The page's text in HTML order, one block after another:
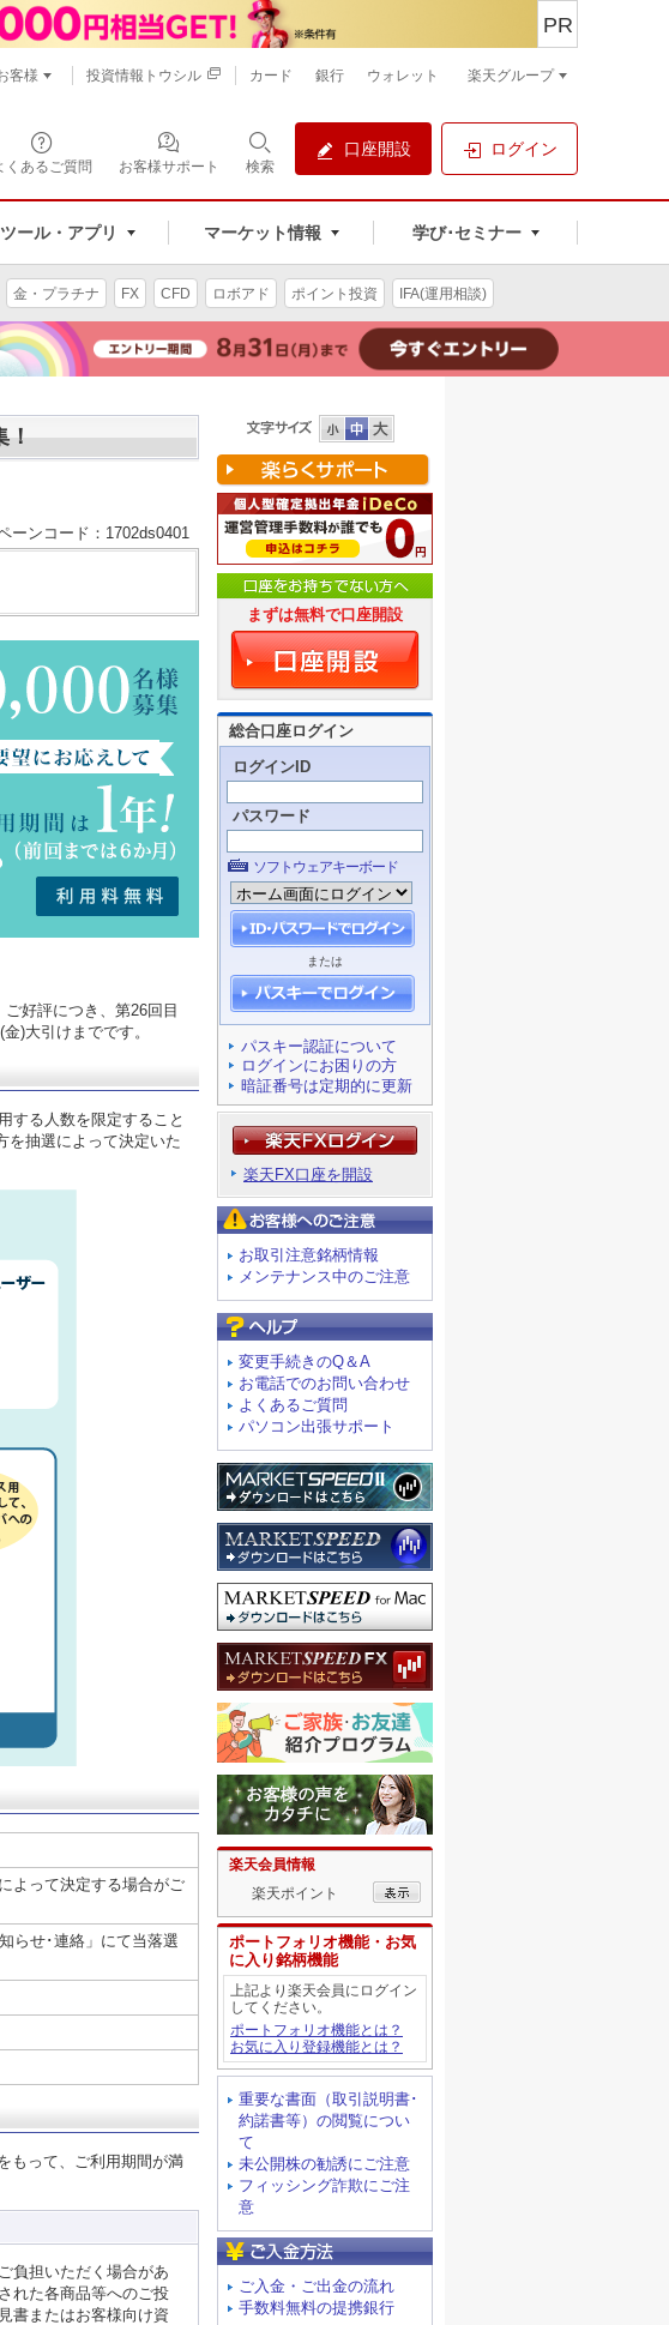
くあるご質問 お客様サポート 検索
口座開設 ログイン
ツール・アプリ マーケット情報 学び･セミナー
PR
客様 投資情報トウシル カード 銀行 ウォレット 楽天グループ
金・プラチナ FX CFD ロボアド ポイント投資 IFA(運用相談)
！
ーンコード：1702ds0401
好評につき、第26回目
)大引けまでです。
する人数を限定すること
を抽選によって決定いた
よって決定する場合がご
らせ･連絡」にて当落選
もって、ご利用期間が満
負担いただく場合があ
れた各商品等へのご投
書またはお客様向け資
まずは無料で口座開設
総合口座ログイン
ログインID
パスワード
ソフトウェアキーボード
または
パスキー認証について
ログインにお困りの方
暗証番号は定期的に更新
楽天FX口座を開設
お取引注意銘柄情報
メンテナンス中のご注意
変更手続きのQ＆A
お電話でのお問い合わせ
よくあるご質問
パソコン出張サポート
楽天会員情報
楽天ポイント
ポートフォリオ機能・お気
に入り銘柄機能
上記より楽天会員にログイン
してください。
ポートフォリオ機能とは？
お気に入り登録機能とは？
重要な書面（取引説明書･
約諾書等）の閲覧につい
て
未公開株の勧誘にご注意
フィッシング詐欺にご注
意
ご入金・ご出金の流れ
手数料無料の提携銀行